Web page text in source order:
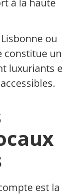
à la haute
ou
constitue un
luxuriants et
est la